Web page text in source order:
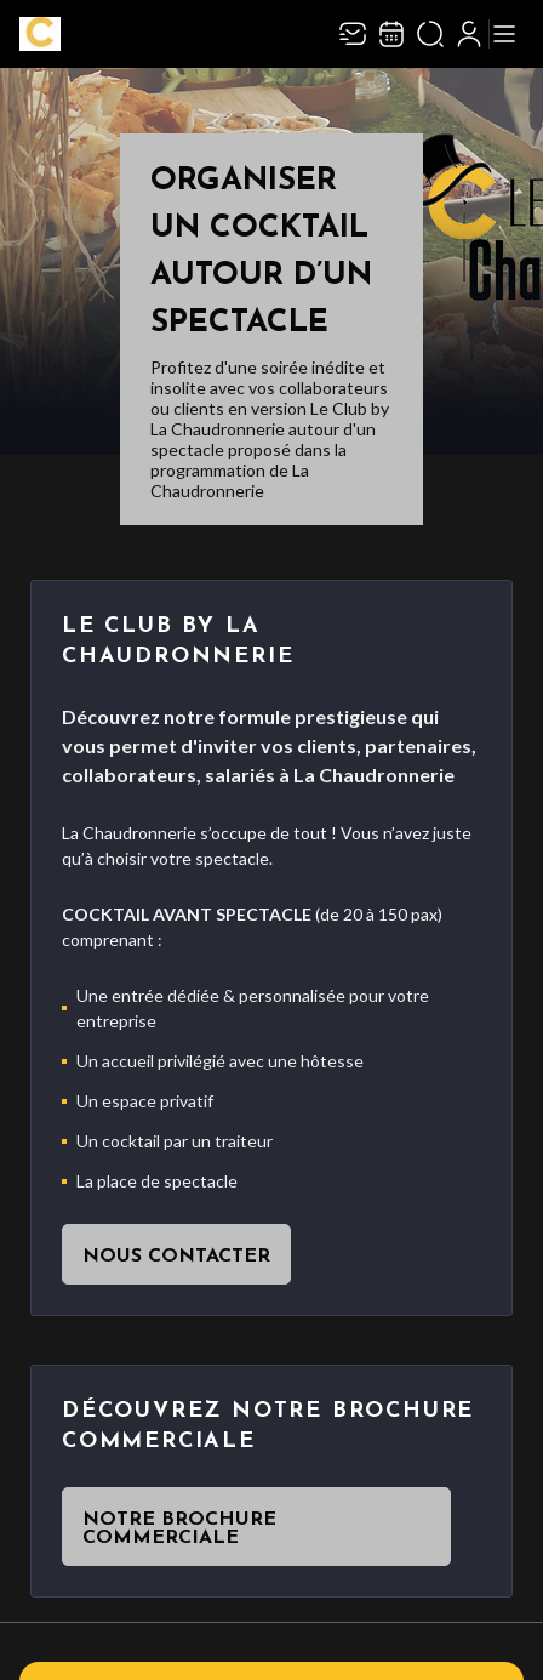
Recevez toute l’actualité en vous abonnant à
notre newsletter :
ENVOYER
Rivaj Group traite votre adresse électronique pour la gestion de votre
abonnement à la newsletter de
. Vous pouvez retirer votre
consentement à tout moment. Pour en savoir plus, consultez notre
politique de
protection des données.
ORGANISER
UN COCKTAIL
AUTOUR D’UN
SPECTACLE
Profitez d'une soirée inédite et
insolite avec vos collaborateurs
ou clients en version Le Club by
La Chaudronnerie autour d'un
spectacle proposé dans la
programmation de La
Chaudronnerie
LE CLUB BY LA
CHAUDRONNERIE
Découvrez notre formule prestigieuse qui
vous permet d'inviter vos clients, partenaires,
collaborateurs, salariés à La Chaudronnerie
La Chaudronnerie s’occupe de tout ! Vous n’avez juste
qu’à choisir votre spectacle.
COCKTAIL AVANT SPECTACLE(de 20 à 150 pax)
comprenant :
Une entrée dédiée & personnalisée pour votre
entreprise
Un accueil privilégié avec une hôtesse
Un espace privatif
Un cocktail par un traiteur
La place de spectacle
NOUS CONTACTER
DÉCOUVREZ NOTRE BROCHURE
COMMERCIALE
NOTRE BROCHURE
COMMERCIALE